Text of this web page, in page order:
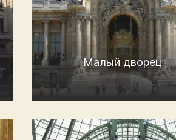
Малый дворец